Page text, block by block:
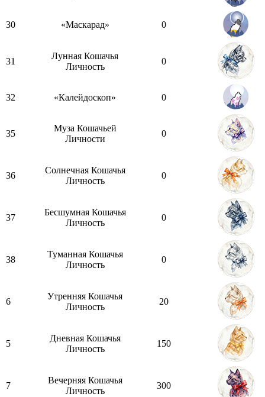
30 «Маскарад» 0
31
Лунная Кошачья
Личность
0
32 «Калейдоскоп» 0
35
Муза Кошачьей
Личности
0
36
Солнечная Кошачья
Личность
0
37
Бесшумная Кошачья
Личность
0
38
Туманная Кошачья
Личность
0
6
Утренняя Кошачья
Личность
20
5
Дневная Кошачья
Личность
150
7
Вечерняя Кошачья
Личность
300